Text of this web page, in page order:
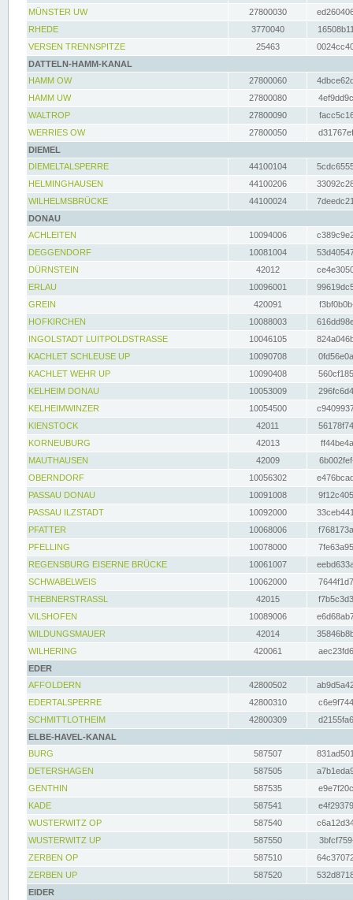
MÜNSTER UW
27800030
RHEDE
3770040
VERSEN TRENNSPITZE
25463
DATTELN-HAMM-KANAL
HAMM OW
27800060
HAMM UW
27800080
WALTROP
27800090
WERRIES OW
27800050
DIEMEL
DIEMELTALSPERRE
44100104
HELMINGHAUSEN
44100206
WILHELMSBRÜCKE
44100024
DONAU
ACHLEITEN
10094006
DEGGENDORF
10081004
DÜRNSTEIN
42012
ERLAU
10096001
GREIN
420091
HOFKIRCHEN
10088003
INGOLSTADT LUITPOLDSTRASSE
10046105
KACHLET SCHLEUSE UP
10090708
KACHLET WEHR UP
10090408
KELHEIM DONAU
10053009
KELHEIMWINZER
10054500
KIENSTOCK
42011
KORNEUBURG
42013
MAUTHAUSEN
42009
OBERNDORF
10056302
PASSAU DONAU
10091008
PASSAU ILZSTADT
10092000
PFATTER
10068006
PFELLING
10078000
REGENSBURG EISERNE BRÜCKE
10061007
SCHWABELWEIS
10062000
THEBNERSTRASSL
42015
VILSHOFEN
10089006
WILDUNGSMAUER
42014
WILHERING
420061
EDER
AFFOLDERN
42800502
EDERTALSPERRE
42800310
SCHMITTLOTHEIM
42800309
ELBE-HAVEL-KANAL
BURG
587507
DETERSHAGEN
587505
GENTHIN
587535
KADE
587541
WUSTERWITZ OP
587540
WUSTERWITZ UP
587550
ZERBEN OP
587510
ZERBEN UP
587520
EIDER